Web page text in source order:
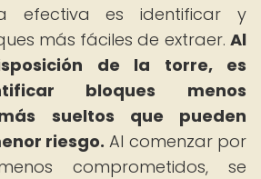
efectiva es identificar y
más fáciles de extraer. Al
de la torre, es
bloques menos
sueltos que pueden
riesgo. Al comenzar por
comprometidos, se